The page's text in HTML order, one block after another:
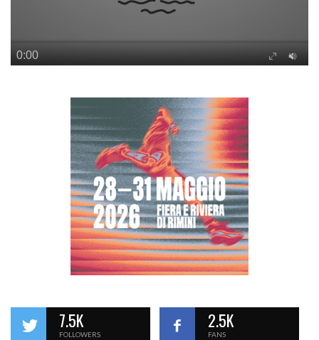
7.5K
FOLLOWERS
2.5K
FANS